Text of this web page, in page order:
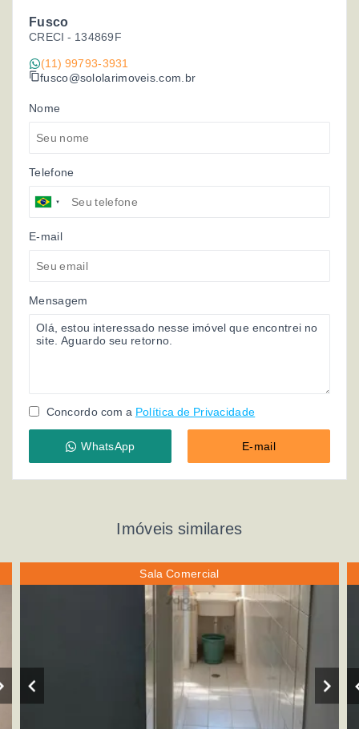
Fusco
CRECI - 134869F
(11) 99793-3931
fusco@sololarimoveis.com.br
Nome
Telefone
E-mail
Mensagem
Concordo com a Política de Privacidade
WhatsApp E-mail
Imóveis similares
Sala Comercial